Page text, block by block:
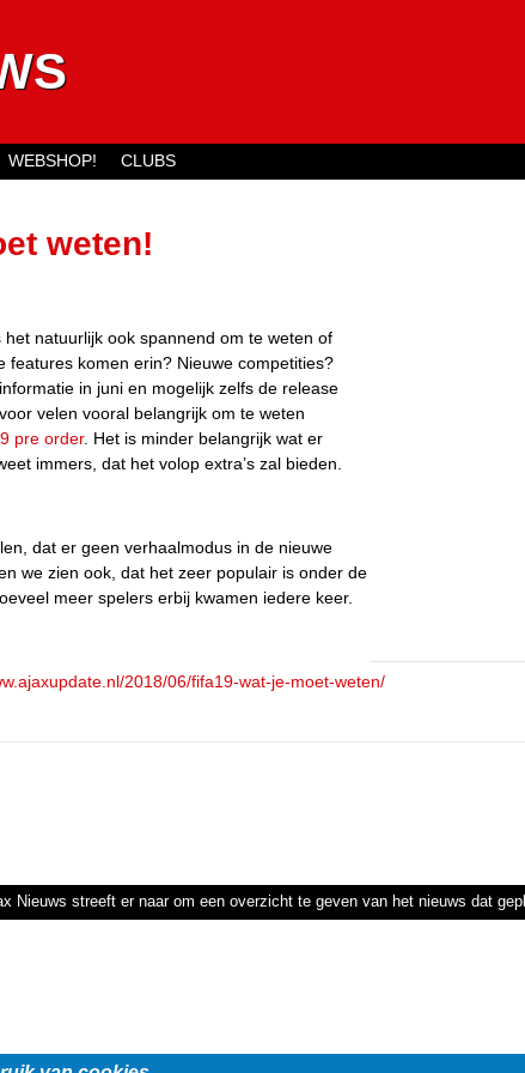
weten!
natuurlijk ook spannend om te weten of
features komen erin? Nieuwe competities?
in juni en mogelijk zelfs de release
velen vooral belangrijk om te weten
pre order. Het is minder belangrijk wat er
immers, dat het volop extra’s zal bieden.
dat er geen verhaalmodus in de nieuwe
we zien ook, dat het zeer populair is onder de
meer spelers erbij kwamen iedere keer.
2018/06/fifa19-wat-je-moet-weten/
WEBSHOP! CLUBS
Nieuws streeft er naar om een overzicht te geven van het nieuws dat